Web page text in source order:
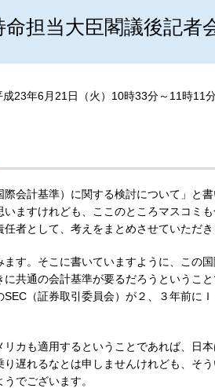
命担当大臣閣議後記者
成23年6月21日（火）10時33分～11時11
会計基準）に関する検討について」と
ますけれども、ここのところマスコミ
者として、考えをまとめさせていただ
ます。そこに書いていますように、この
に共通の会計基準が要るだろうというこ
SEC（証券取引委員会）が２、３年前に
リカも適用するということであれば、日
り遅れるなとは申しませんけれども、そ
でございます。